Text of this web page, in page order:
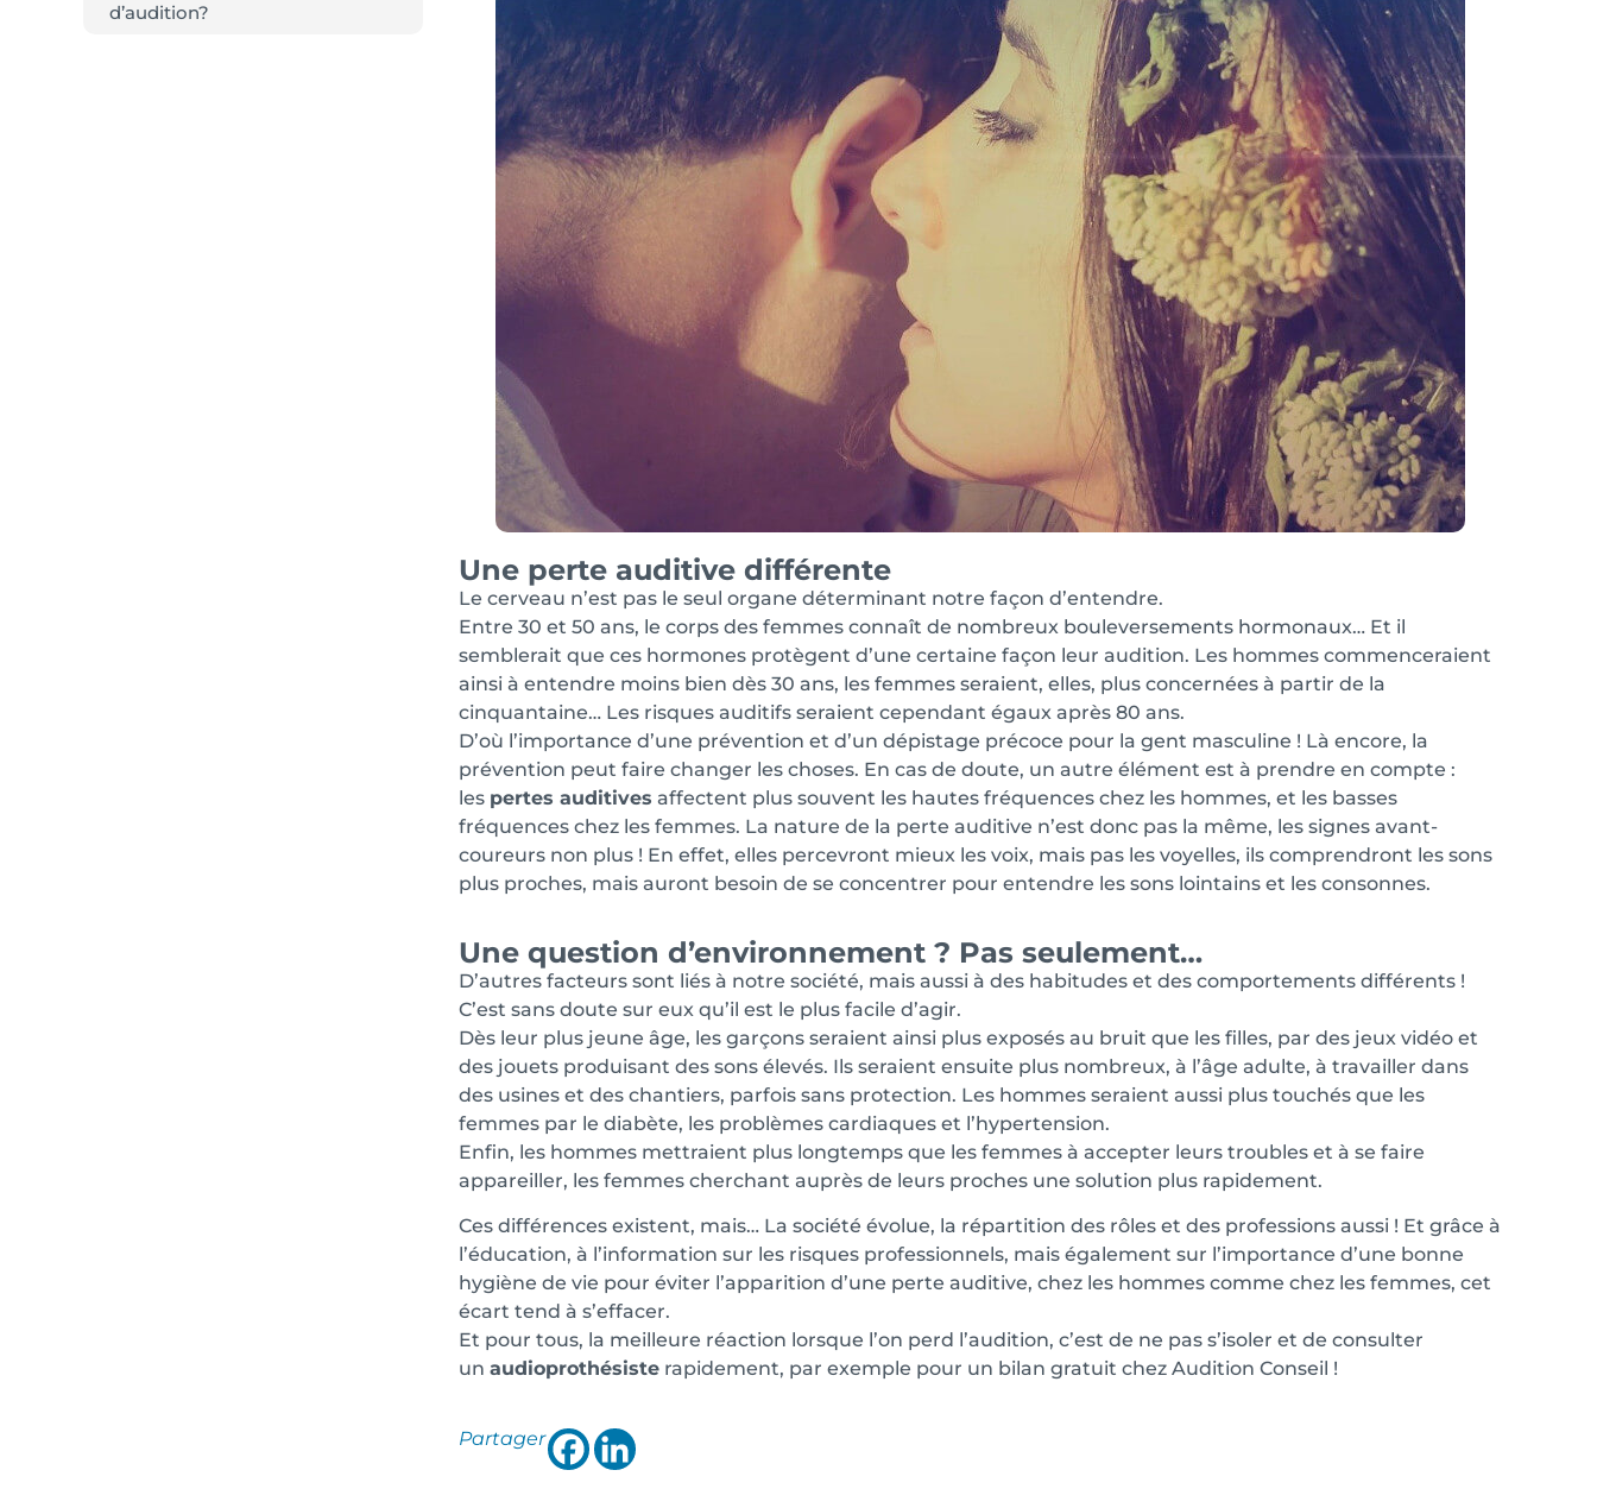
d’audition?
Une perte auditive différente
Le cerveau n’est pas le seul organe déterminant notre façon d’entendre.
Entre 30 et 50 ans, le corps des femmes connaît de nombreux bouleversements hormonaux… Et il
semblerait que ces hormones protègent d’une certaine façon leur audition. Les hommes commenceraient
ainsi à entendre moins bien dès 30 ans, les femmes seraient, elles, plus concernées à partir de la
cinquantaine… Les risques auditifs seraient cependant égaux après 80 ans.
D’où l’importance d’une prévention et d’un dépistage précoce pour la gent masculine ! Là encore, la
prévention peut faire changer les choses. En cas de doute, un autre élément est à prendre en compte :
les pertes auditives affectent plus souvent les hautes fréquences chez les hommes, et les basses
fréquences chez les femmes. La nature de la perte auditive n’est donc pas la même, les signes avant-
coureurs non plus ! En effet, elles percevront mieux les voix, mais pas les voyelles, ils comprendront les sons
plus proches, mais auront besoin de se concentrer pour entendre les sons lointains et les consonnes.
Une question d’environnement ? Pas seulement…
D’autres facteurs sont liés à notre société, mais aussi à des habitudes et des comportements différents !
C’est sans doute sur eux qu’il est le plus facile d’agir.
Dès leur plus jeune âge, les garçons seraient ainsi plus exposés au bruit que les filles, par des jeux vidéo et
des jouets produisant des sons élevés. Ils seraient ensuite plus nombreux, à l’âge adulte, à travailler dans
des usines et des chantiers, parfois sans protection. Les hommes seraient aussi plus touchés que les
femmes par le diabète, les problèmes cardiaques et l’hypertension.
Enfin, les hommes mettraient plus longtemps que les femmes à accepter leurs troubles et à se faire
appareiller, les femmes cherchant auprès de leurs proches une solution plus rapidement.
Ces différences existent, mais… La société évolue, la répartition des rôles et des professions aussi ! Et grâce à
l’éducation, à l’information sur les risques professionnels, mais également sur l’importance d’une bonne
hygiène de vie pour éviter l’apparition d’une perte auditive, chez les hommes comme chez les femmes, cet
écart tend à s’effacer.
Et pour tous, la meilleure réaction lorsque l’on perd l’audition, c’est de ne pas s’isoler et de consulter
un audioprothésiste rapidement, par exemple pour un bilan gratuit chez Audition Conseil !
Partager